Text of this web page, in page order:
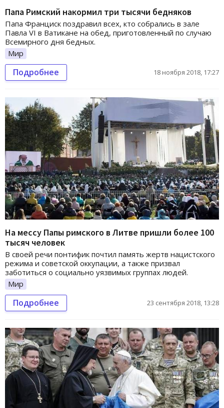
Папа Римский накормил три тысячи бедняков
Папа Франциск поздравил всех, кто собрались в зале
Павла VI в Ватикане на обед, приготовленный по случаю
Всемирного дня бедных.
Мир
Подробнее 18 ноября 2018, 17:27
На мессу Папы римского в Литве пришли более 100
тысяч человек
В своей речи понтифик почтил память жертв нацистского
режима и советской оккупации, а также призвал
заботиться о социально уязвимых группах людей.
Мир
Подробнее 23 сентября 2018, 13:28